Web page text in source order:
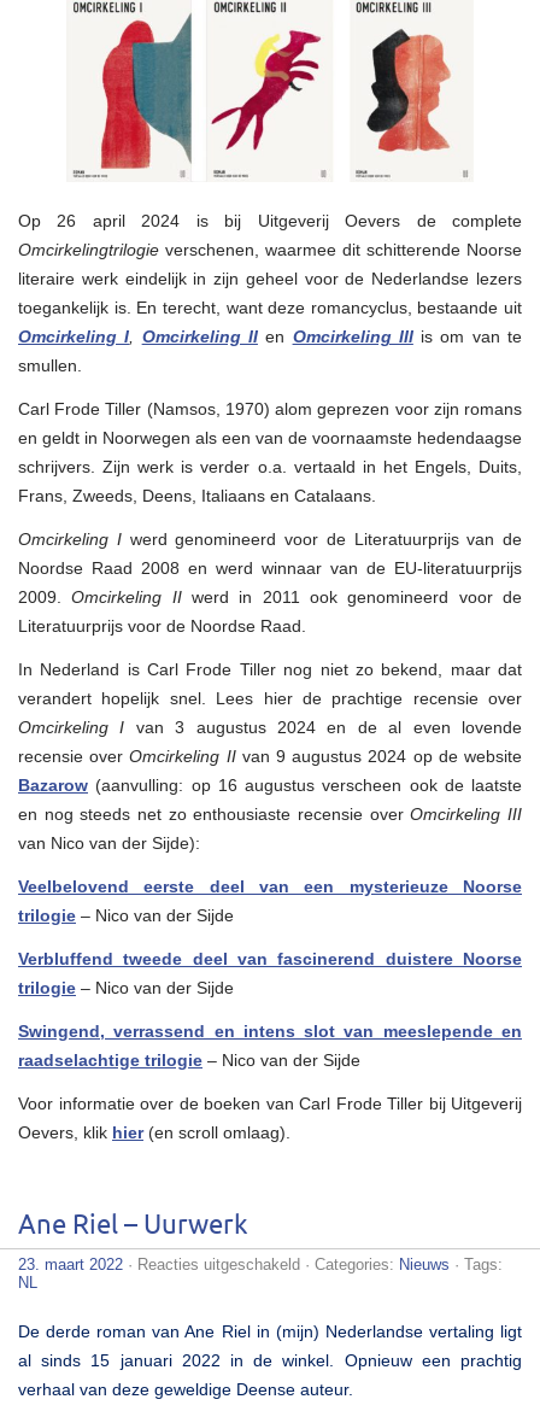
Nederlands
Op 26 april 2024 is bij Uitgeverij Oevers de complete
Omcirkelingtrilogie verschenen, waarmee dit schitterende Noorse
literaire werk eindelijk in zijn geheel voor de Nederlandse lezers
toegankelijk is. En terecht, want deze romancyclus, bestaande uit
Omcirkeling I
Omcirkeling II en Omcirkeling IIIis om van te
smullen.
Carl Frode Tiller (Namsos, 1970) alom geprezen voor zijn romans
en geldt in Noorwegen als een van de voornaamste hedendaagse
schrijvers. Zijn werk is verder o.a. vertaald in het Engels, Duits,
Frans, Zweeds, Deens, Italiaans en Catalaans.
Omcirkeling Iwerd genomineerd voor de Literatuurprijs van de
Noordse Raad 2008 en werd winnaar van de EU-literatuurprijs
2009.Omcirkeling IIwerd in 2011 ook genomineerd voor de
Literatuurprijs voor de Noordse Raad.
In Nederland is Carl Frode Tiller nog niet zo bekend, maar dat
verandert hopelijk snel. Lees hier de prachtige recensie over
Omcirkeling I van 3 augustus 2024 en de al even lovende
recensie overOmcirkeling IIvan 9 augustus 2024 op de website
Bazarow (aanvulling: op 16 augustus verscheen ook de laatste
en nog steeds net zo enthousiaste recensie overOmcirkeling III
van Nico van der Sijde):
Veelbelovend eerste deel van een mysterieuze Noorse
trilogie – Nico van der Sijde
Verbluffend tweede deel van fascinerend duistere Noorse
trilogie – Nico van der Sijde
Swingend, verrassend en intens slot van meeslepende en
raadselachtige trilogie – Nico van der Sijde
Voor informatie over de boeken van Carl Frode Tiller bij Uitgeverij
Oevers, klik hier(en scroll omlaag).
Ane Riel – Uurwerk
23. maart 2022 · Reacties uitgeschakeldvoor
Uurwerk
· Categories: Nieuws · Tags:
NL
De derde roman van Ane Riel in (mijn) Nederlandse vertaling ligt
al sinds 15 januari 2022 in de winkel. Opnieuw een prachtig
verhaal van deze geweldige Deense auteur.